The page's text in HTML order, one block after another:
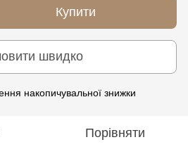
Купити
швидко
накопичувальної знижки
Порівняти